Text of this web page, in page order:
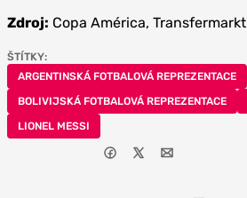
Zdroj: Copa América, Transfermarkt
ŠTÍTKY:
ARGENTINSKÁ FOTBALOVÁ REPREZENTACE
BOLIVIJSKÁ FOTBALOVÁ REPREZENTACE
LIONEL MESSI